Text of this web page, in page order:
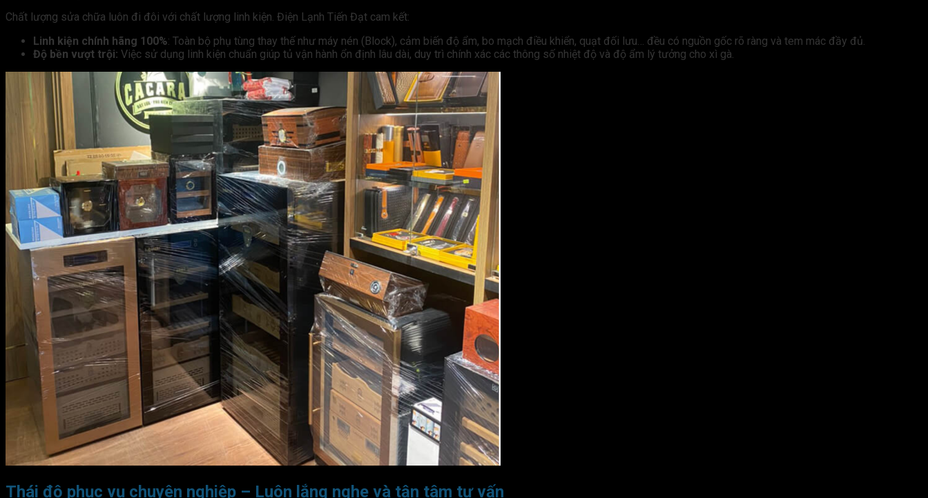
Chất lượng sửa chữa luôn đi đôi với chất lượng linh kiện. Điện Lạnh Tiến Đạt cam kết:
Linh kiện chính hãng 100%: Toàn bộ phụ tùng thay thế như máy nén (Block), cảm biến độ ẩm, bo mạch điều khiển, quạt đối lưu… đều có nguồn gốc rõ ràng và tem mác đầy đủ.
Độ bền vượt trội: Việc sử dụng linh kiện chuẩn giúp tủ vận hành ổn định lâu dài, duy trì chính xác các thông số nhiệt độ và độ ẩm lý tưởng cho xì gà.
Thái độ phục vụ chuyên nghiệp – Luôn lắng nghe và tận tâm tư vấn